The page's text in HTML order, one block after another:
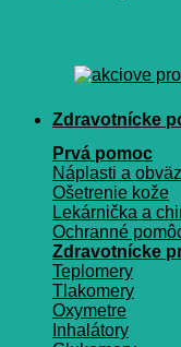
Zdravotnícke
Prvá pomoc
Náplasti a
Ošetrenie kože
Lekárnička a
Ochranné
Zdravotnícke
Teplomery
Tlakomery
Oxymetre
Inhalátory